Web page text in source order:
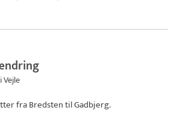
Vejle
fra Bredsten til Gadbjerg.